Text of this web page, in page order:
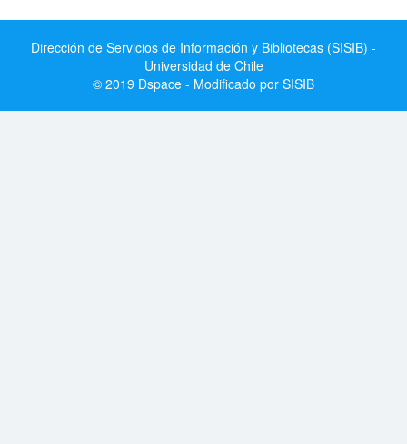
Dirección de Servicios de Información y Bibliotecas (SISIB) -
Universidad de Chile
© 2019 Dspace - Modificado por SISIB